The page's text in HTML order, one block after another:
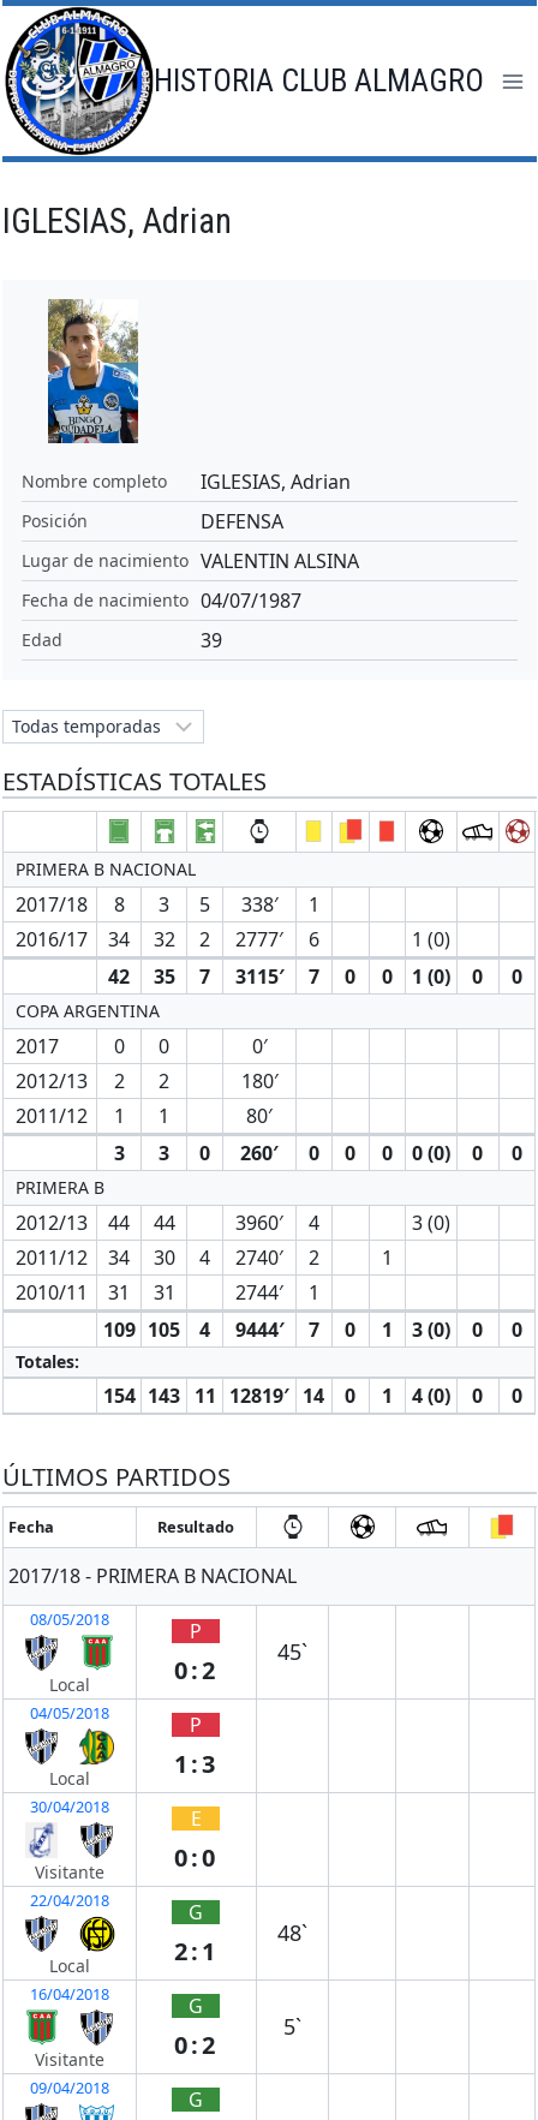
Saltar
al
contenido
HISTORIA CLUB ALMAGRO
IGLESIAS, Adrian
Nombre completo IGLESIAS, Adrian
Posición DEFENSA
Lugar de nacimiento VALENTIN ALSINA
Fecha de nacimiento 04/07/1987
Edad 39
ESTADÍSTICAS TOTALES
PRIMERA B NACIONAL
2017/18 8 3 5 338′
1
2016/17
34 32 2 2777′ 6
1 (0)
42
35 7 3115′ 7 0 0 1 (0) 0 0
COPA ARGENTINA
2017 0 0
0′
2012/13
2 2
180′
2011/12
1 1
80′
3
3 0 260′ 0 0 0 0 (0) 0 0
PRIMERA B
2012/13 44 44 3960′ 4
3 (0)
2011/12
34 30 4 2740′ 2
1
2010/11
31 31 2744′
1
109 105 4 9444′ 7 0 1 3 (0) 0 0
Totales:
154 143 11 12819′ 14 0 1 4 (0) 0 0
ÚLTIMOS PARTIDOS
Fecha Resultado
2017/18 - PRIMERA B NACIONAL
08/05/2018
Local
P
0:2
45`
04/05/2018
Local
P
1:3
30/04/2018
Visitante
E
0:0
22/04/2018
Local
G
2:1
48`
16/04/2018
Visitante
G
0:2
5`
09/04/2018 G